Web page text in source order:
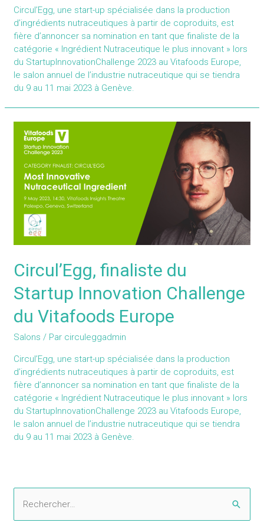
Circul’Egg, une start-up spécialisée dans la production
d’ingrédients nutraceutiques à partir de coproduits, est
fière d’annoncer sa nomination en tant que finaliste de la
catégorie « Ingrédient Nutraceutique le plus innovant » lors
du StartupInnovationChallenge 2023 au Vitafoods Europe,
le salon annuel de l’industrie nutraceutique qui se tiendra
du 9 au 11 mai 2023 à Genève.
Circul’Egg, finaliste du
Startup Innovation Challenge
du Vitafoods Europe
Salons / Par circuleggadmin
Circul’Egg, une start-up spécialisée dans la production
d’ingrédients nutraceutiques à partir de coproduits, est
fière d’annoncer sa nomination en tant que finaliste de la
catégorie « Ingrédient Nutraceutique le plus innovant » lors
du StartupInnovationChallenge 2023 au Vitafoods Europe,
le salon annuel de l’industrie nutraceutique qui se tiendra
du 9 au 11 mai 2023 à Genève.